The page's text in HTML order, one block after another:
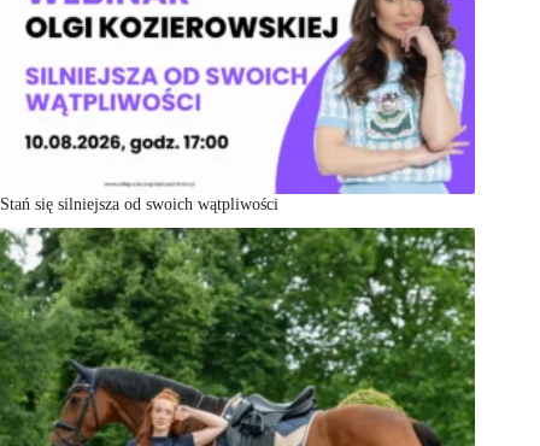
Stań się silniejsza od swoich wątpliwości